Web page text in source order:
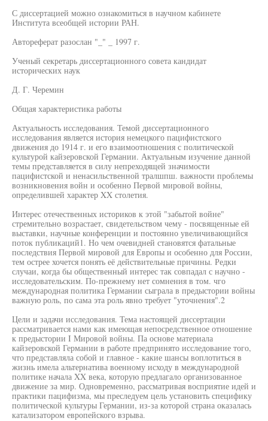
С диссертацией можно ознакомиться в научном кабинете
Института всеобщей истории РАН.
Автореферат разослан "_" _ 1997 г.
Ученый секретарь диссертационного совета кандидат
исторических наук
Д. Г. Черемин
Общая характеристика работы
Актуальность исследования. Темой диссертационного
исследования является история немецкого пацифистского
движения до 1914 г. и его взаимоотношения с политической
культурой кайзеровской Германии. Актуальным изучение данной
темы представляется в силу непреходящей значимости
пацифистской и ненасильственной тралшпш. важности проблемы
возникновения войн и особенно Первой мировой войны,
определившей характер XX столетия.
Интерес отечественных историков к этой "забытой войне"
стремительно возрастает, свидетельством чему - посвященные ей
выставки, научные конференции и постоянно увеличивающийся
поток публикаций1. Но чем очевидней становятся фатальные
последствия Первой мировой для Европы и особенно для России,
тем острее хочется понять её действительные причины. Редки
случаи, когда бы общественный интерес так совпадал с научно -
исследовательским. По-прежнему нет сомнения в том. чго
международная политика Германии сыграла в предыстории войны
важную роль, по сама эта роль явно требует "уточнения".2
Цели и задачи исследования. Тема настоящей диссертации
рассматривается нами как имеющая непосредственное отношение
к предыстории I Мировой войны. Па основе материала
кайзеровской Германии в работе предпринято исследование того,
что представляла собой и главное - какие шансы воплотиться в
жизнь имела альтернатива военному исходу в международной
политике начала XX века, которую предлагало организованное
движение за мир. Одновременно, рассматривая восприятие идей и
практики пацифизма, мы преследуем цель установить специфику
политической культуры Германии, из-за которой страна оказалась
катализатором европейского взрыва.